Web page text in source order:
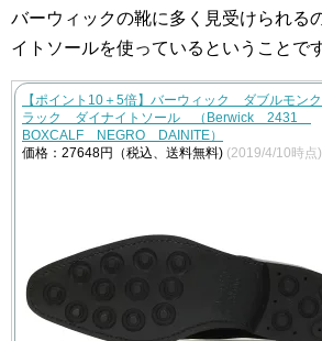
バーウィックの靴に多く見受けられる
イトソールを使っているということです
【ポイント10＋5倍】バーウィック ダブルモン
ラック ダイナイトソール （Berwick 2431
BOXCALF NEGRO DAINITE）
価格：27648円（税込、送料無料) (2019/4/10時点)